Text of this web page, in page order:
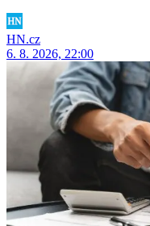
HN.cz
6. 8. 2026, 22:00